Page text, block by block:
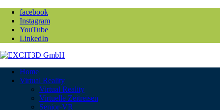
facebook
Instagram
YouTube
LinkedIn
Home
Virtual Reality
Virtual Reality
Virtuelle Zeitreisen
Senior-VR